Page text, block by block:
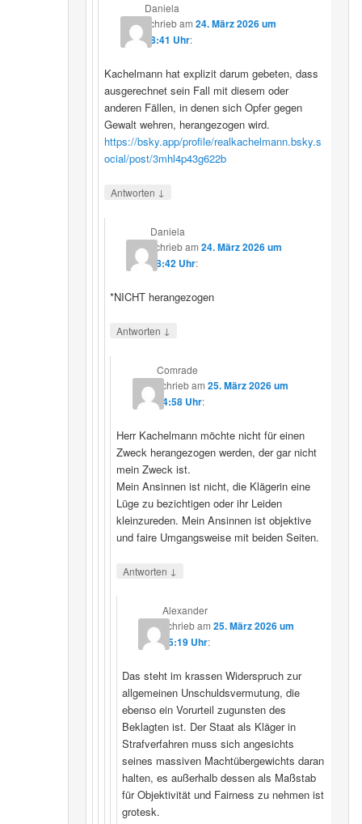
Daniela
schriebam 24. März 2026 um
08:41 Uhr:
Kachelmann hat explizit darum gebeten, dass
ausgerechnet sein Fall mit diesem oder
anderen Fällen, in denen sich Opfer gegen
Gewalt wehren, herangezogen wird.
https://bsky.app/profile/realkachelmann.bsky.s
ocial/post/3mhl4p43g622b
Antworten ↓
Daniela
schriebam24. März 2026 um
08:42 Uhr:
*NICHT herangezogen
Antworten ↓
Comrade
schriebam 25. März 2026 um
14:58 Uhr:
Herr Kachelmann möchte nicht für einen
Zweck herangezogen werden, der gar nicht
mein Zweck ist.
Mein Ansinnen ist nicht, die Klägerin eine
Lüge zu bezichtigen oder ihr Leiden
kleinzureden. Mein Ansinnen ist objektive
und faire Umgangsweise mit beiden Seiten.
Antworten ↓
Alexander
schriebam25. März 2026 um
15:19 Uhr:
Das steht im krassen Widerspruch zur
allgemeinen Unschuldsvermutung, die
ebenso ein Vorurteil zugunsten des
Beklagten ist. Der Staat als Kläger in
Strafverfahren muss sich angesichts
seines massiven Machtübergewichts daran
halten, es außerhalb dessen als Maßstab
für Objektivität und Fairness zu nehmen ist
grotesk.